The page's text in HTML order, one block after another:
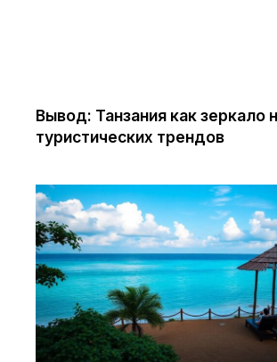
Вывод: Танзания как зеркало
туристических трендов